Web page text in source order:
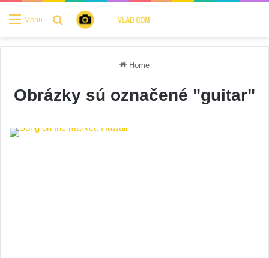
Menu Search for
Home
Obrázky sú označené "guitar"